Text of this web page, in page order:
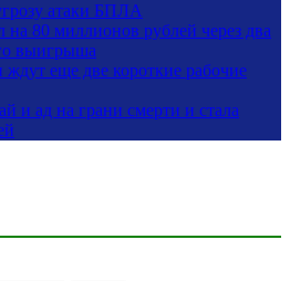
атаки БПЛА
на 80 миллионов рублей через два
выигрыша
ждут еще две короткие рабочие
и ад на грани смерти и стала